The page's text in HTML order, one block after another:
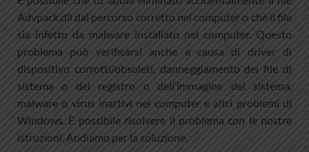
Advpack.dll dal percorso corretto nel computer o che il file
sia infetto da malware installato nel computer. Questo
problema può verificarsi anche a causa di driver di
dispositivo corrotti/obsoleti, danneggiamento dei file di
sistema o del registro o dell’immagine del sistema,
malware o virus inattivi nel computer e altri problemi di
Windows. È possibile risolvere il problema con le nostre
istruzioni. Andiamo per la soluzione.